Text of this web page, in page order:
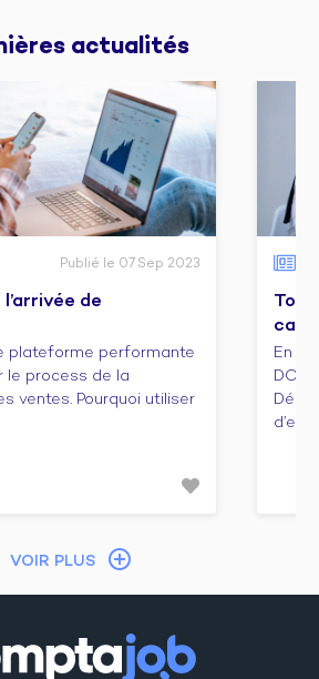
actualités
Publié le 07 Sep 2023
de
plateforme performante
le process de la
ventes. Pourquoi utiliser
En
DCG
VOIR PLUS